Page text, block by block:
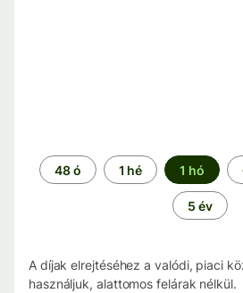
Időszak
48 ó 1 hé 1 hó
5 év
A díjak elrejtéséhez a valódi, piaci
használjuk, alattomos felárak nélkül.